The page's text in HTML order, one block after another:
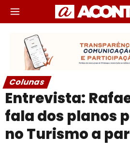
Colunas
Entrevista:
fala dos planos
no Turismo a